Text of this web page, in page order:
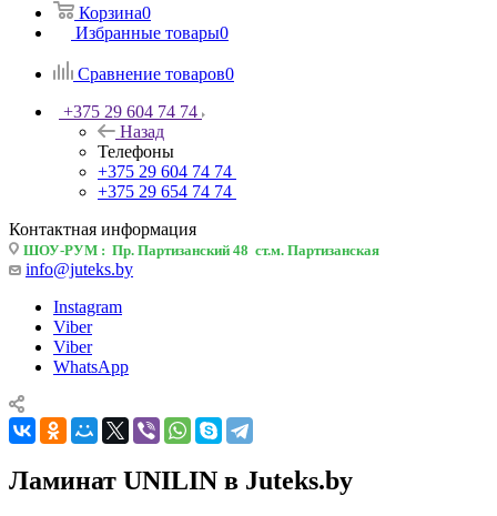
Корзина0
Избранные товары0
Сравнение товаров0
+375 29 604 74 74
Назад
Телефоны
+375 29 604 74 74
+375 29 654 74 74
Контактная информация
ШОУ-РУМ : Пр. Партизанский 48 ст.м. Партизанская
info@juteks.by
Instagram
Viber
Viber
WhatsApp
Ламинат UNILIN в Juteks.by